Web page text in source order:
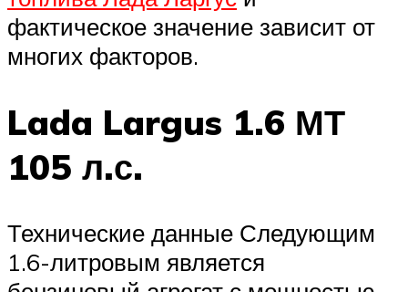
фактическое значение зависит от
многих факторов.
Lada Largus 1.6 МТ
105 л.с.
Технические данные Следующим
1.6-литровым является